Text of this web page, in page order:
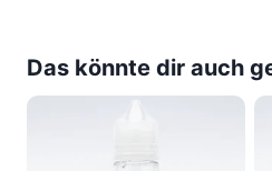
Das könnte dir auch